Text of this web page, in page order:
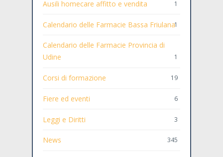
Ausili homecare affitto e vendita 1
Calendario delle Farmacie Bassa Friulana1
Calendario delle Farmacie Provincia di
Udine
1
Corsi di formazione 19
Fiere ed eventi 6
Leggi e Diritti 3
News 345